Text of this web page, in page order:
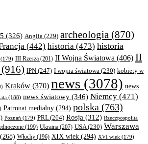
(326) Anglia (229) archeologia (870)
(442) historia (473) historia
(179) III Rzesza (201) II Wojna Światowa (406) II
(916) IPN (247) I wojna światowa (230) kobiety w
Kraków (370) news (3078) news
(188) news światowy (346) Niemcy (471)
Patronat medialny (294) polska (763)
Poznań (179) PRL(264) Rosja (312) Rzeczpospolita
(199) Ukraina (207) USA (230) Warszawa
(268) Włochy (196) XIX wiek (294) XVI wiek (179)